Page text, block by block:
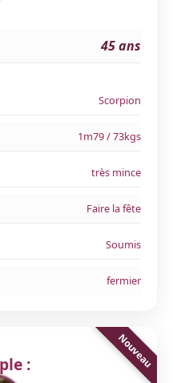
45 ans
Scorpion
1m79 / 73kgs
très mince
Faire la fête
Soumis
fermier
: